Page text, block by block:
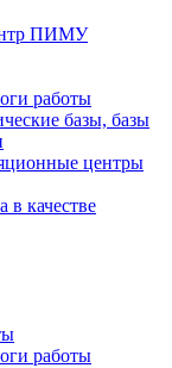
ПИМУ
работы
базы, базы
центры
в качестве
работы